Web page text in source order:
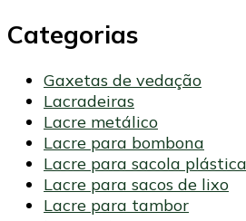
Categorias
Gaxetas de vedação
Lacradeiras
Lacre metálico
Lacre para bombona
Lacre para sacola plástica
Lacre para sacos de lixo
Lacre para tambor